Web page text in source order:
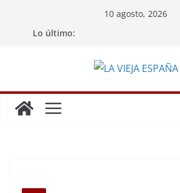
10 agosto, 2026
Lo último: